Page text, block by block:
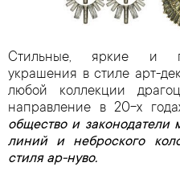
Стильные, яркие и
украшения в стиле арт-
любой коллекции
направление в 20-х
общество и
линий и неброского
стиля ар-нуво.